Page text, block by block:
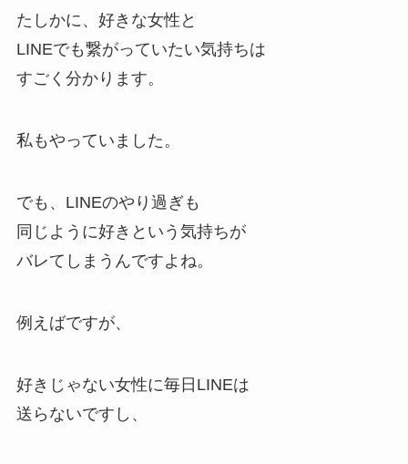
たしかに、好きな女性と
LINEでも繋がっていたい気持ちは
すごく分かります。
私もやっていました。
でも、LINEのやり過ぎも
同じように好きという気持ちが
バレてしまうんですよね。
例えばですが、
好きじゃない女性に毎日LINEは
送らないですし、